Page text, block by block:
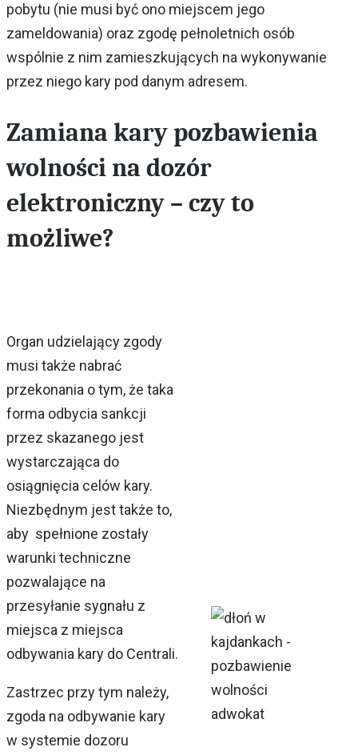
pobytu (nie musi być ono miejscem jego
zameldowania) oraz zgodę pełnoletnich osób
wspólnie z nim zamieszkujących na wykonywanie
przez niego kary pod danym adresem.
Zamiana kary pozbawienia
wolności na dozór
elektroniczny – czy to
możliwe?
Organ udzielający zgody
musi także nabrać
przekonania o tym, że taka
forma odbycia sankcji
przez skazanego jest
wystarczająca do
osiągnięcia celów kary.
Niezbędnym jest także to,
aby spełnione zostały
warunki techniczne
pozwalające na
przesyłanie sygnału z
miejsca z miejsca
odbywania kary do Centrali.
Zastrzec przy tym należy,
zgoda na odbywanie kary
w systemie dozoru